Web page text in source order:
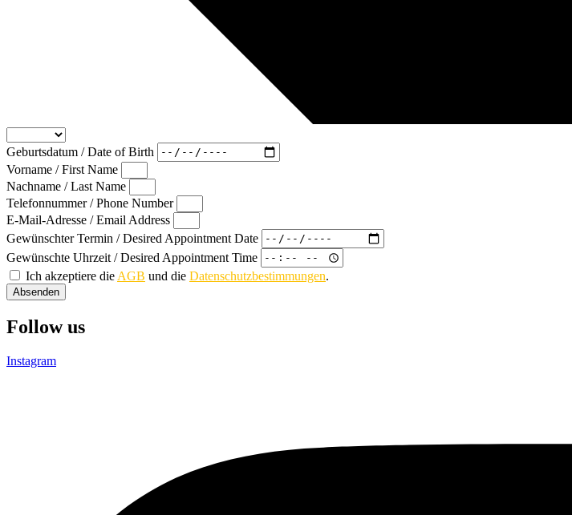
Geburtsdatum / Date of Birth
Vorname / First Name
Nachname / Last Name
Telefonnummer / Phone Number
E-Mail-Adresse / Email Address
Gewünschter Termin / Desired Appointment Date
Gewünschte Uhrzeit / Desired Appointment Time
Ich akzeptiere die AGB und die Datenschutzbestimmungen.
Absenden
Follow us
Instagram